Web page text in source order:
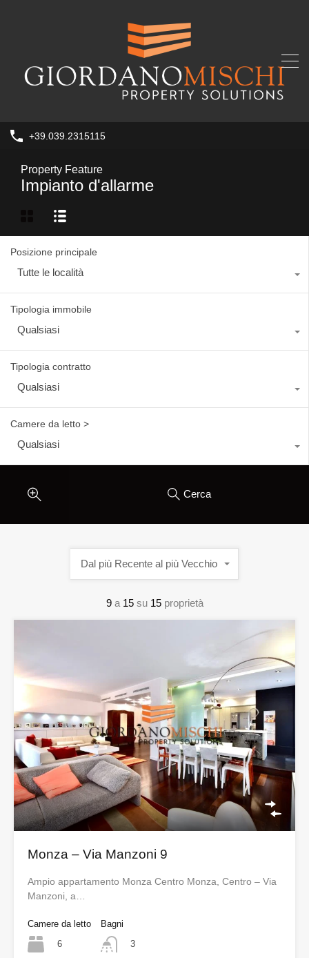
+39.039.2315115
Property Feature
Impianto d'allarme
Posizione principale
Tutte le località
Tipologia immobile
Qualsiasi
Tipologia contratto
Qualsiasi
Camere da letto >
Qualsiasi
Cerca
9 a 15 su 15 proprietà
Dal più Recente al più Vecchio
Monza – Via Manzoni 9
Ampio appartamento Monza Centro Monza, Centro – Via
Manzoni, a…
Camere da letto
6
Bagni
3